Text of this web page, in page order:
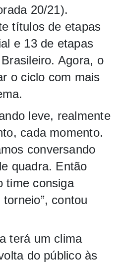
20/21).
títulos de etapas
e 13 de etapas
Agora, o
o ciclo com mais
leve, realmente
cada momento.
conversando
quadra. Então
time consiga
contou
terá um clima
do público às